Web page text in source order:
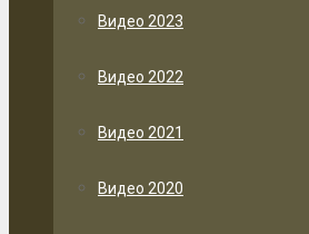
Видео 2023
Видео 2022
Видео 2021
Видео 2020